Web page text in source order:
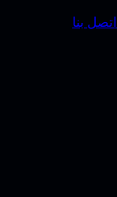
بنا